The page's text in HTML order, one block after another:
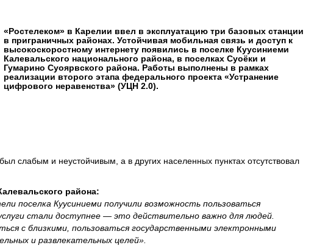
«Ростелеком» в Карелии ввел в эксплуатацию три базовых станции
в приграничных районах. Устойчивая мобильная связь и доступ к
высокоскоростному интернету появились в поселке Куусиниеми
Калевальского национального района, в поселках Суоёки и
Гумарино Суоярвского района. Работы выполнены в рамках
реализации второго этапа федерального проекта «Устранение
цифрового неравенства» (УЦН 2.0).
слабым и неустойчивым, а в других населенных пунктах отсутствовал
района:
поселка Куусиниеми получили возможность пользоваться
стали доступнее — это действительно важно для людей.
с близкими, пользоваться государственными электронными
и развлекательных целей».